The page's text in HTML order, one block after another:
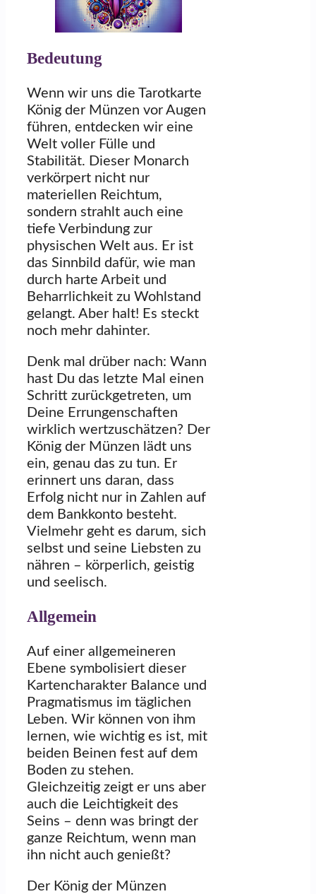
Bedeutung
Wenn wir uns die Tarotkarte
König der Münzen vor Augen
führen, entdecken wir eine
Welt voller Fülle und
Stabilität. Dieser Monarch
verkörpert nicht nur
materiellen Reichtum,
sondern strahlt auch eine
tiefe Verbindung zur
physischen Welt aus. Er ist
das Sinnbild dafür, wie man
durch harte Arbeit und
Beharrlichkeit zu Wohlstand
gelangt. Aber halt! Es steckt
noch mehr dahinter.
Denk mal drüber nach: Wann
hast Du das letzte Mal einen
Schritt zurückgetreten, um
Deine Errungenschaften
wirklich wertzuschätzen? Der
König der Münzen lädt uns
ein, genau das zu tun. Er
erinnert uns daran, dass
Erfolg nicht nur in Zahlen auf
dem Bankkonto besteht.
Vielmehr geht es darum, sich
selbst und seine Liebsten zu
nähren – körperlich, geistig
und seelisch.
Allgemein
Auf einer allgemeineren
Ebene symbolisiert dieser
Kartencharakter Balance und
Pragmatismus im täglichen
Leben. Wir können von ihm
lernen, wie wichtig es ist, mit
beiden Beinen fest auf dem
Boden zu stehen.
Gleichzeitig zeigt er uns aber
auch die Leichtigkeit des
Seins – denn was bringt der
ganze Reichtum, wenn man
ihn nicht auch genießt?
Der König der Münzen